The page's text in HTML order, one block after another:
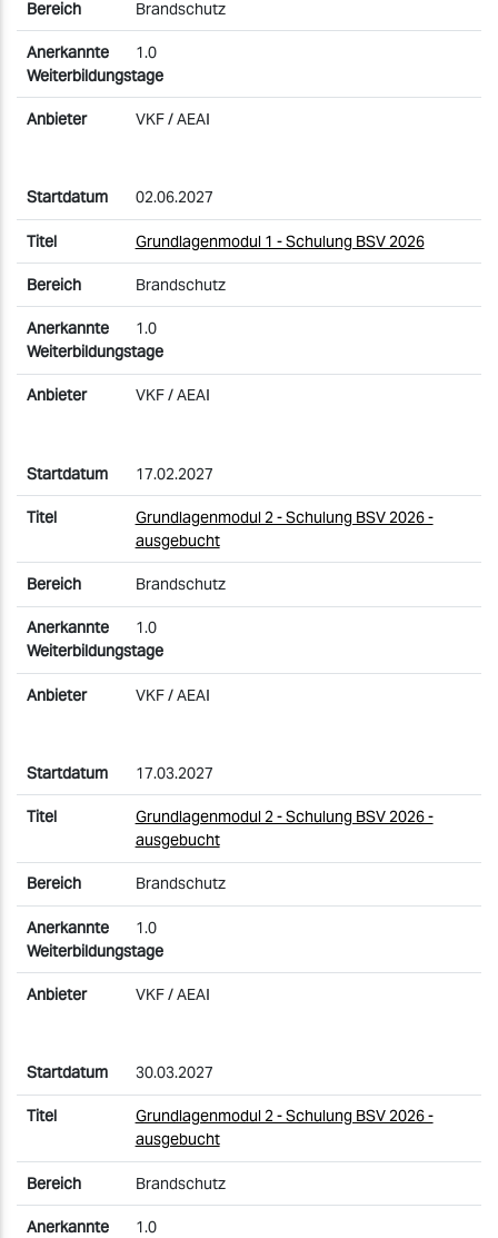
Brandschutz
1.0
VKF / AEAI
02.06.2027
Grundlagenmodul 1 - Schulung BSV 2026
Brandschutz
1.0
VKF / AEAI
17.02.2027
Grundlagenmodul 2 - Schulung BSV 2026 -
ausgebucht
Brandschutz
1.0
VKF / AEAI
17.03.2027
Grundlagenmodul 2 - Schulung BSV 2026 -
ausgebucht
Brandschutz
1.0
VKF / AEAI
30.03.2027
Grundlagenmodul 2 - Schulung BSV 2026 -
ausgebucht
Brandschutz
1.0